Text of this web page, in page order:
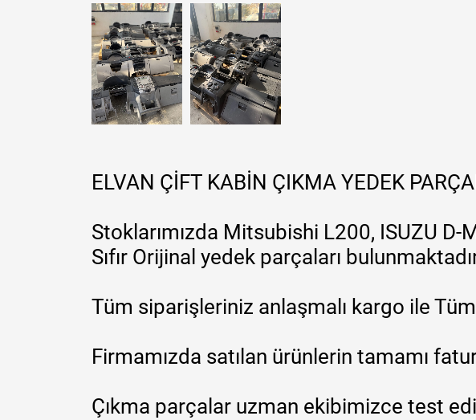
ELVAN ÇİFT KABİN ÇIKMA YEDEK
Stoklarımızda Mitsubishi L200, ISUZU D-
Sıfır Orijinal yedek parçaları
Tüm siparişleriniz anlaşmalı kargo ile
Firmamızda satılan ürünlerin tamamı
Çıkma parçalar uzman ekibimizce test